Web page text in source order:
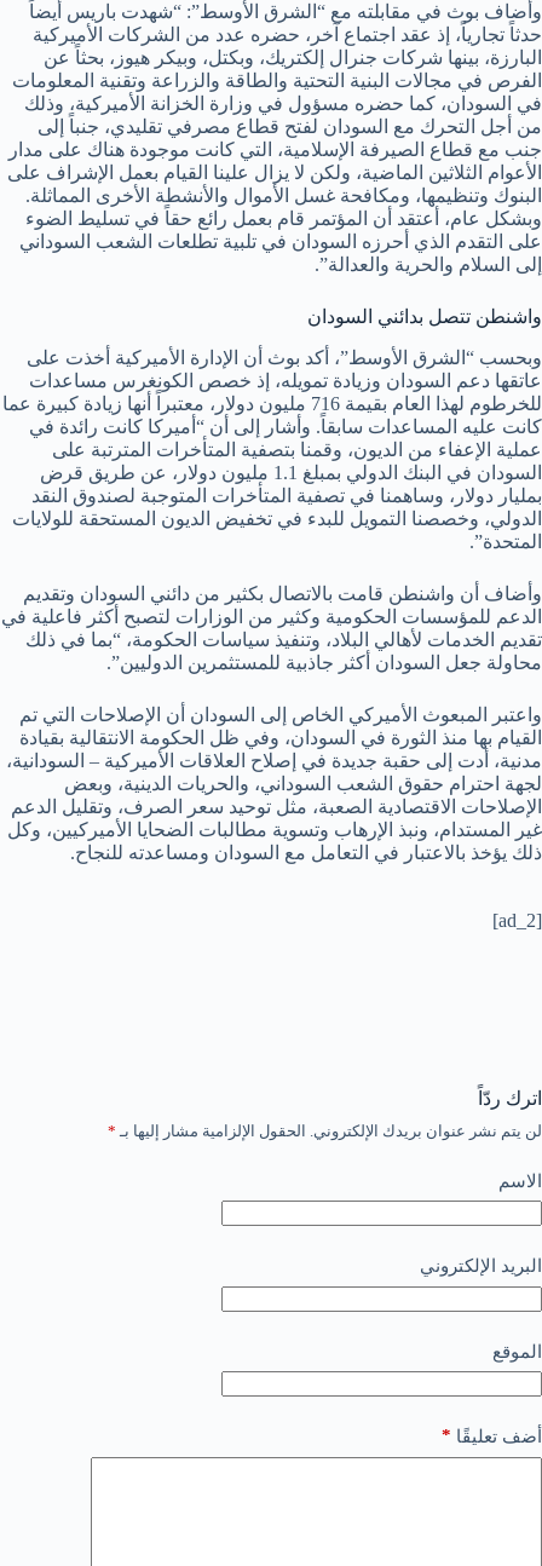
وأضاف بوث في مقابلته مع “الشرق الأوسط”: “شهدت باريس أيضاً
حدثاً تجارياً، إذ عقد اجتماع آخر، حضره عدد من الشركات الأميركية
البارزة، بينها شركات جنرال إلكتريك، وبكتل، وبيكر هيوز، بحثاً عن
الفرص في مجالات البنية التحتية والطاقة والزراعة وتقنية المعلومات
في السودان، كما حضره مسؤول في وزارة الخزانة الأميركية، وذلك
من أجل التحرك مع السودان لفتح قطاع مصرفي تقليدي، جنباً إلى
جنب مع قطاع الصيرفة الإسلامية، التي كانت موجودة هناك على مدار
الأعوام الثلاثين الماضية، ولكن لا يزال علينا القيام بعمل الإشراف على
البنوك وتنظيمها، ومكافحة غسل الأموال والأنشطة الأخرى المماثلة.
وبشكل عام، أعتقد أن المؤتمر قام بعمل رائع حقاً في تسليط الضوء
على التقدم الذي أحرزه السودان في تلبية تطلعات الشعب السوداني
إلى السلام والحرية والعدالة”.
واشنطن تتصل بدائني السودان
وبحسب “الشرق الأوسط”، أكد بوث أن الإدارة الأميركية أخذت على
عاتقها دعم السودان وزيادة تمويله، إذ خصص الكونغرس مساعدات
للخرطوم لهذا العام بقيمة 716 مليون دولار، معتبراً أنها زيادة كبيرة عما
كانت عليه المساعدات سابقاً. وأشار إلى أن “أميركا كانت رائدة في
عملية الإعفاء من الديون، وقمنا بتصفية المتأخرات المترتبة على
السودان في البنك الدولي بمبلغ 1.1 مليون دولار، عن طريق قرض
بمليار دولار، وساهمنا في تصفية المتأخرات المتوجبة لصندوق النقد
الدولي، وخصصنا التمويل للبدء في تخفيض الديون المستحقة للولايات
المتحدة”.
وأضاف أن واشنطن قامت بالاتصال بكثير من دائني السودان وتقديم
الدعم للمؤسسات الحكومية وكثير من الوزارات لتصبح أكثر فاعلية في
تقديم الخدمات لأهالي البلاد، وتنفيذ سياسات الحكومة، “بما في ذلك
محاولة جعل السودان أكثر جاذبية للمستثمرين الدوليين”.
واعتبر المبعوث الأميركي الخاص إلى السودان أن الإصلاحات التي تم
القيام بها منذ الثورة في السودان، وفي ظل الحكومة الانتقالية بقيادة
مدنية، أدت إلى حقبة جديدة في إصلاح العلاقات الأميركية – السودانية،
لجهة احترام حقوق الشعب السوداني، والحريات الدينية، وبعض
الإصلاحات الاقتصادية الصعبة، مثل توحيد سعر الصرف، وتقليل الدعم
غير المستدام، ونبذ الإرهاب وتسوية مطالبات الضحايا الأميركيين، وكل
ذلك يؤخذ بالاعتبار في التعامل مع السودان ومساعدته للنجاح.
[ad_2]
اترك ردّاً
لن يتم نشر عنوان بريدك الإلكتروني. الحقول الإلزامية مشار إليها بـ *
الاسم
البريد الإلكتروني
الموقع
أضف تعليقًا *